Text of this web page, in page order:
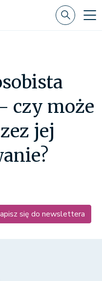
czy może
jej
się do newslettera